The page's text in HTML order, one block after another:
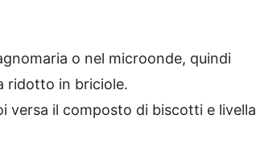
o nel microonde, quindi
ridotto in briciole.
versa il composto di biscotti e livella